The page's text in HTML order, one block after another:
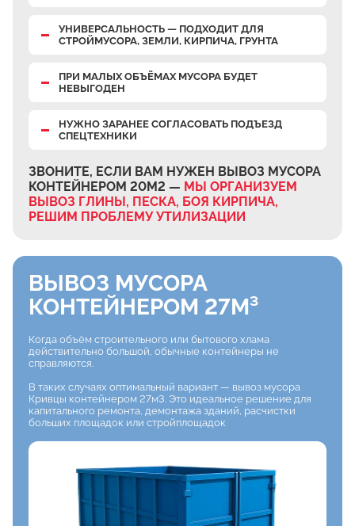
УНИВЕРСАЛЬНОСТЬ — ПОДХОДИТ ДЛЯ
СТРОЙМУСОРА, ЗЕМЛИ, КИРПИЧА, ГРУНТА
ПРИ МАЛЫХ ОБЪЁМАХ МУСОРА БУДЕТ
НЕВЫГОДЕН
НУЖНО ЗАРАНЕЕ СОГЛАСОВАТЬ ПОДЪЕЗД
СПЕЦТЕХНИКИ
ЗВОНИТЕ, ЕСЛИ ВАМ НУЖЕН ВЫВОЗ МУСОРА
КОНТЕЙНЕРОМ 20М2 — МЫ ОРГАНИЗУЕМ
ВЫВОЗ ГЛИНЫ, ПЕСКА, БОЯ КИРПИЧА,
РЕШИМ ПРОБЛЕМУ УТИЛИЗАЦИИ
ВЫВОЗ МУСОРА
КОНТЕЙНЕРОМ 27М³
Когда объём строительного или бытового хлама
действительно большой, обычные контейнеры не
справляются.
В таких случаях оптимальный вариант — вывоз мусора
Кривцы контейнером 27м3. Это идеальное решение для
капитального ремонта, демонтажа зданий, расчистки
больших площадок или стройплощадок